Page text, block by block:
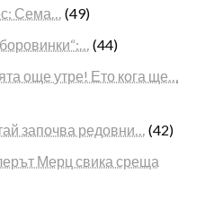
Сема… (49)
(44)
още утре! Ето кога ще…
започва редовни… (42)
Мерц свика среща